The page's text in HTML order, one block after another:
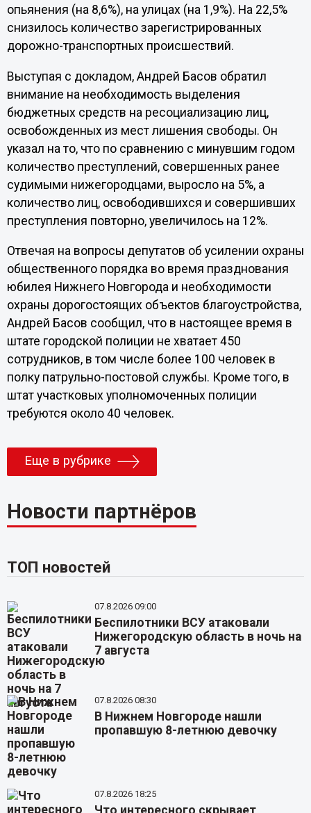
опьянения (на 8,6%), на улицах (на 1,9%). На 22,5%
снизилось количество зарегистрированных
дорожно-транспортных происшествий.
Выступая с докладом, Андрей Басов обратил
внимание на необходимость выделения
бюджетных средств на ресоциализацию лиц,
освобожденных из мест лишения свободы. Он
указал на то, что по сравнению с минувшим годом
количество преступлений, совершенных ранее
судимыми нижегородцами, выросло на 5%, а
количество лиц, освободившихся и совершивших
преступления повторно, увеличилось на 12%.
Отвечая на вопросы депутатов об усилении охраны
общественного порядка во время празднования
юбилея Нижнего Новгорода и необходимости
охраны дорогостоящих объектов благоустройства,
Андрей Басов сообщил, что в настоящее время в
штате городской полиции не хватает 450
сотрудников, в том числе более 100 человек в
полку патрульно-постовой службы. Кроме того, в
штат участковых уполномоченных полиции
требуются около 40 человек.
Еще в рубрике
Новости партнёров
ТОП новостей
07.8.2026 09:00
Беспилотники ВСУ атаковали
Нижегородскую область в ночь на
7 августа
07.8.2026 08:30
В Нижнем Новгороде нашли
пропавшую 8-летнюю девочку
07.8.2026 18:25
Что интересного скрывает